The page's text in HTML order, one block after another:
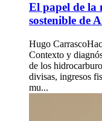
El papel de la
sostenible de
Hugo Carrasco
Contexto y
de los
divisas, ingresos
mu...